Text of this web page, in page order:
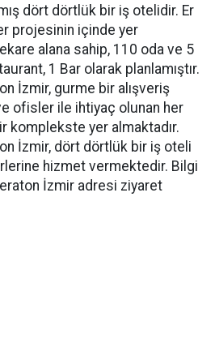
dört dörtlük bir iş otelidir. Er
projesinin içinde yer
alana sahip, 110 oda ve 5
1 Bar olarak planlamıştır.
İzmir, gurme bir alışveriş
ofisler ile ihtiyaç olunan her
komplekste yer almaktadır.
İzmir, dört dörtlük bir iş oteli
hizmet vermektedir. Bilgi
İzmir adresi ziyaret